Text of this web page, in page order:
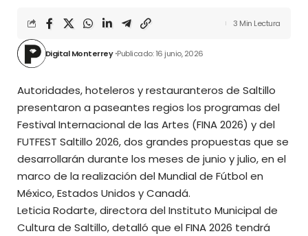
Digital Monterrey Publicado: 16 junio, 2026
3 Min Lectura
Autoridades, hoteleros y restauranteros de Saltillo
presentaron a paseantes regios los programas del
Festival Internacional de las Artes (FINA 2026) y del
FUTFEST Saltillo 2026, dos grandes propuestas que se
desarrollarán durante los meses de junio y julio, en el
marco de la realización del Mundial de Fútbol en
México, Estados Unidos y Canadá.
Leticia Rodarte, directora del Instituto Municipal de
Cultura de Saltillo, detalló que el FINA 2026 tendrá